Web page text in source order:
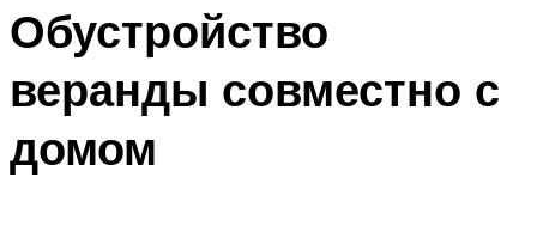
Обустройство
веранды совместно с
домом